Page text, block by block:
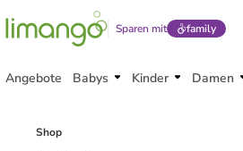
Sparen mit family
Angebote Babys Kinder Damen
Shop